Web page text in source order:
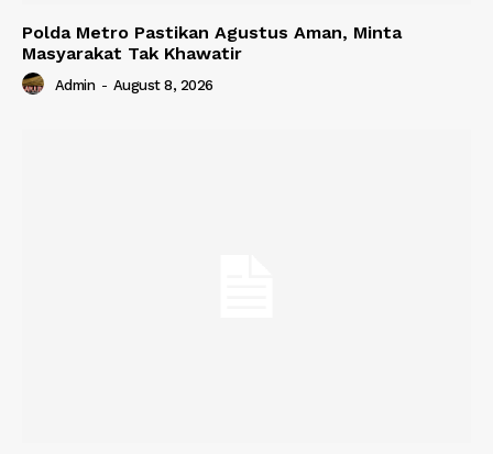
Polda Metro Pastikan Agustus Aman, Minta
Masyarakat Tak Khawatir
Admin - August 8, 2026